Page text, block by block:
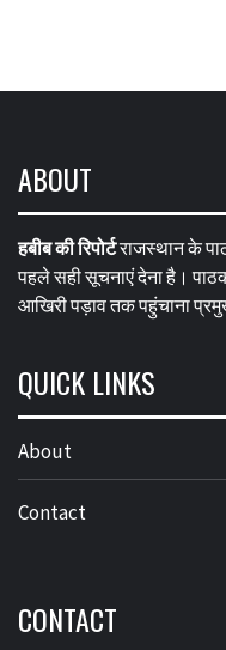
ABOUT
हबीब की रिपोर्टराजस्थान के
पहले सही सूचनाएं देना है।
आखिरी पड़ाव तक पहुंचाना
QUICK LINKS
About
Contact
CONTACT